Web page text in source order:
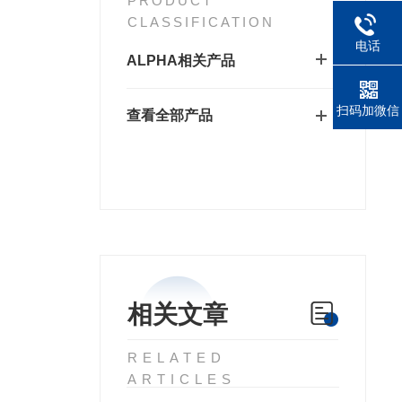
CLASSIFICATION
ALPHA相关产品
查看全部产品
相关文章
RELATED
ARTICLES
电话
扫码加微信